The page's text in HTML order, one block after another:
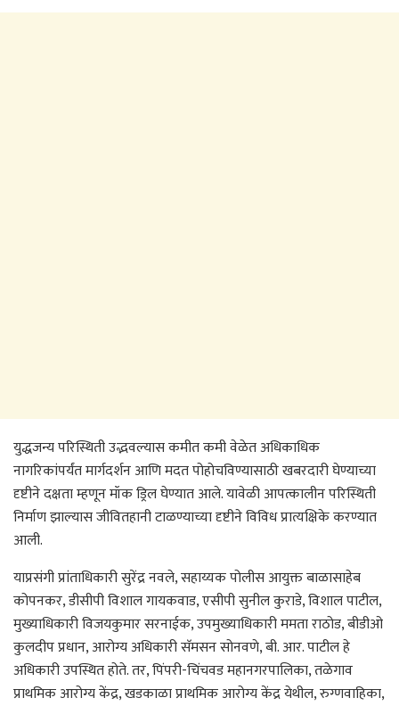
युद्धजन्य परिस्थिती उद्भवल्यास कमीत कमी वेळेत अधिकाधिक
नागरिकांपर्यंत मार्गदर्शन आणि मदत पोहोचविण्यासाठी खबरदारी घेण्याच्या
दृष्टीने दक्षता म्हणून मॉक ड्रिल घेण्यात आले. यावेळी आपत्कालीन परिस्थिती
निर्माण झाल्यास जीवितहानी टाळण्याच्या दृष्टीने विविध प्रात्यक्षिके करण्यात
आली.
याप्रसंगी प्रांताधिकारी सुरेंद्र नवले, सहाय्यक पोलीस आयुक्त बाळासाहेब
कोपनकर, डीसीपी विशाल गायकवाड, एसीपी सुनील कुराडे, विशाल पाटील,
मुख्याधिकारी विजयकुमार सरनाईक, उपमुख्याधिकारी ममता राठोड, बीडीओ
कुलदीप प्रधान, आरोग्य अधिकारी सॅमसन सोनवणे, बी. आर. पाटील हे
अधिकारी उपस्थित होते. तर, पिंपरी-चिंचवड महानगरपालिका, तळेगाव
प्राथमिक आरोग्य केंद्र, खडकाळा प्राथमिक आरोग्य केंद्र येथील, रुग्णवाहिका,